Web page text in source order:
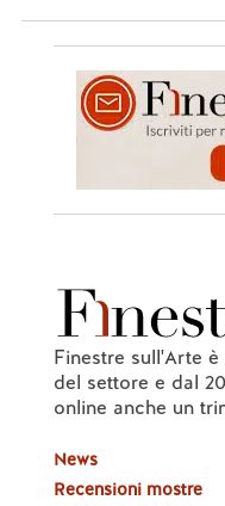
Finestre sull'Arte
del settore e dal
online anche un
News
Recensioni mostre